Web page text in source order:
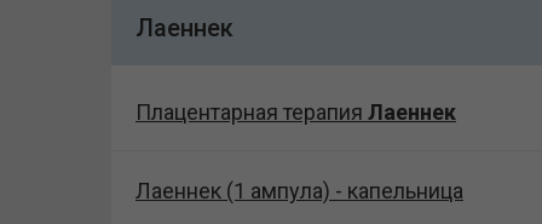
Лаеннек
Лаеннек (1 ампула) - капельница
Плацентарная терапия Лаеннек